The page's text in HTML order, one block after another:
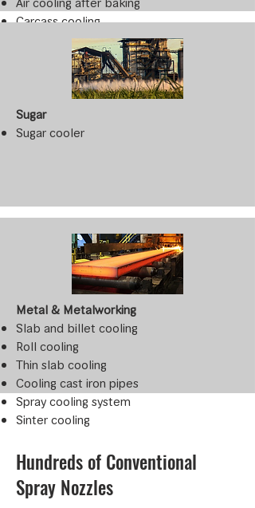
Carcass cooling
Sugar
Sugar cooler
Metal & Metalworking
Slab and billet cooling
Roll cooling
Thin slab cooling
Cooling cast iron pipes
Spray cooling system
Sinter cooling
Hundreds of Conventional
Spray Nozzles